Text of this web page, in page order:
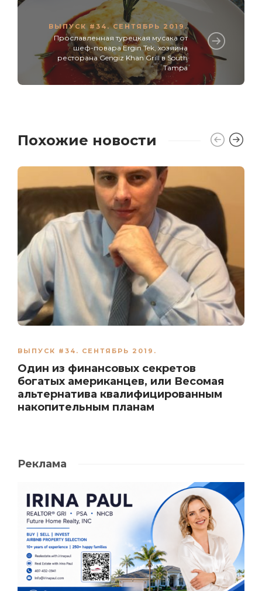
ВЫПУСК #34. СЕНТЯБРЬ 2019.
Прославленная турецкая мусака от
шеф-повара Ergin Tek, xoзяина
ресторана Gengiz Khan Grill в South
Tampa
Похожие новости
ВЫПУСК #34. СЕНТЯБРЬ 2019.
Один из финансовых секретов
богатых американцев, или Весомая
альтернатива квалифицированным
накопительным планам
Реклама